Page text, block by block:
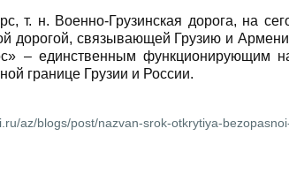
т. н. Военно-Грузинская дорога, на
дорогой, связывающей Грузию и
– единственным функционирующим
границе Грузии и России.
az/blogs/post/nazvan-srok-otkrytiya-